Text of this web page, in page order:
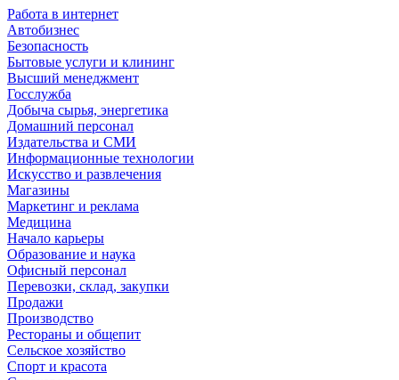
Работа в интернет
Автобизнес
Безопасность
Бытовые услуги и клининг
Высший менеджмент
Госслужба
Добыча сырья, энергетика
Домашний персонал
Издательства и СМИ
Информационные технологии
Искусство и развлечения
Магазины
Маркетинг и реклама
Медицина
Начало карьеры
Образование и наука
Офисный персонал
Перевозки, склад, закупки
Продажи
Производство
Рестораны и общепит
Сельское хозяйство
Спорт и красота